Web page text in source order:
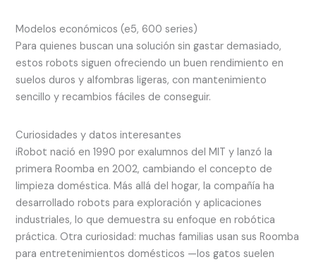
Modelos económicos (e5, 600 series)
Para quienes buscan una solución sin gastar demasiado,
estos robots siguen ofreciendo un buen rendimiento en
suelos duros y alfombras ligeras, con mantenimiento
sencillo y recambios fáciles de conseguir.
Curiosidades y datos interesantes
iRobot nació en 1990 por exalumnos del MIT y lanzó la
primera Roomba en 2002, cambiando el concepto de
limpieza doméstica. Más allá del hogar, la compañía ha
desarrollado robots para exploración y aplicaciones
industriales, lo que demuestra su enfoque en robótica
práctica. Otra curiosidad: muchas familias usan sus Roomba
para entretenimientos domésticos —los gatos suelen